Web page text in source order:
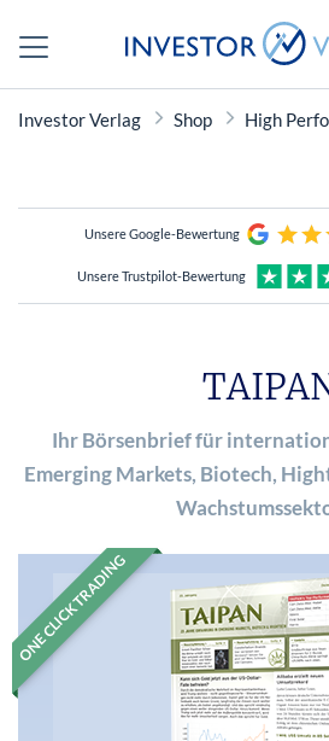
Investor Verlag Shop High
Unsere Google-Bewertung
Unsere Trustpilot-Bewertung
Ihr Börsenbrief für
Emerging Markets, Biotech,
ONE CLICK TRADING